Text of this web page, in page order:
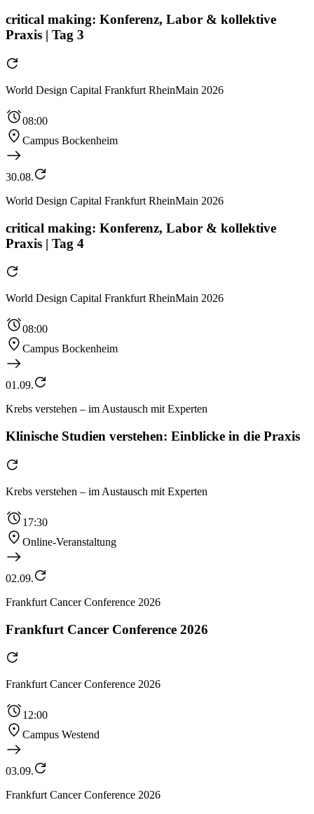
critical making: Konferenz, Labor & kollektive
Praxis | Tag 3
World Design Capital Frankfurt RheinMain 2026
08:00
Campus Bockenheim
30.08.
World Design Capital Frankfurt RheinMain 2026
critical making: Konferenz, Labor & kollektive
Praxis | Tag 4
World Design Capital Frankfurt RheinMain 2026
08:00
Campus Bockenheim
01.09.
Krebs verstehen – im Austausch mit Experten
Klinische Studien verstehen: Einblicke in die Praxis
Krebs verstehen – im Austausch mit Experten
17:30
Online-Veranstaltung
02.09.
Frankfurt Cancer Conference 2026
Frankfurt Cancer Conference 2026
Frankfurt Cancer Conference 2026
12:00
Campus Westend
03.09.
Frankfurt Cancer Conference 2026